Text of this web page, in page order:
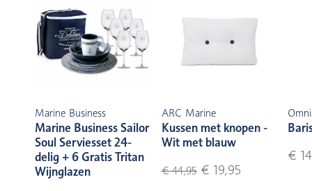
Marine Business
Marine Business Sailor
Soul Serviesset 24-
delig + 6 Gratis Tritan
Wijnglazen
ARC Marine
Kussen met knopen -
Wit met blauw
€ 44,95€ 19,95
€